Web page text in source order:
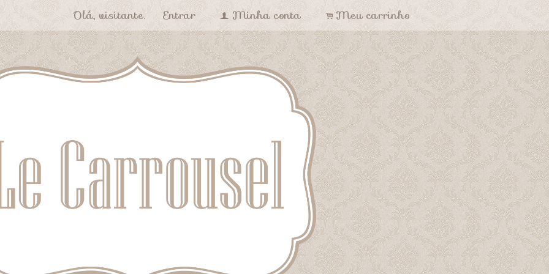
Olá, visitante. Entrar f Minha conta . Meu carrinho